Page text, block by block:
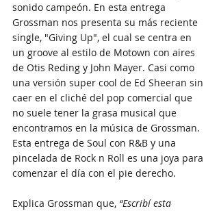
sonido campeón. En esta entrega
Grossman nos presenta su más reciente
single, "Giving Up", el cual se centra en
un groove al estilo de Motown con aires
de Otis Reding y John Mayer. Casi como
una versión super cool de Ed Sheeran sin
caer en el cliché del pop comercial que
no suele tener la grasa musical que
encontramos en la música de Grossman.
Esta entrega de Soul con R&B y una
pincelada de Rock n Roll es una joya para
comenzar el día con el pie derecho.
Explica Grossman que, “Escribí esta